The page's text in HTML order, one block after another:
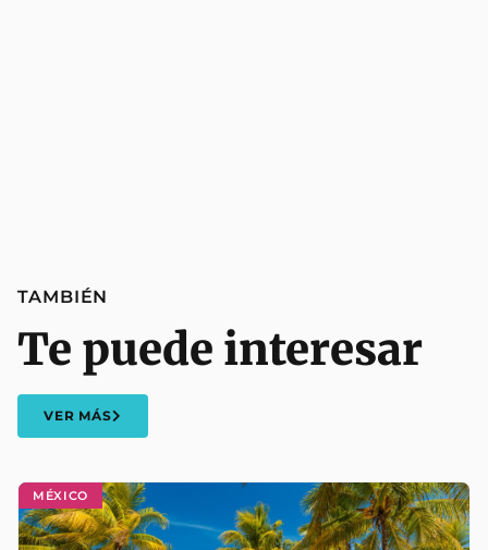
MÉXICO
TAMBIÉN
Te puede interesar
VER MÁS